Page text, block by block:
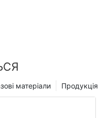
Продукція
матеріали